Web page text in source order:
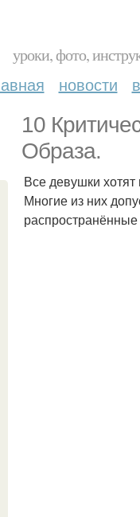
уроки, фото,
новости
10
Образа.
Все девушки
Многие из них
распространённые